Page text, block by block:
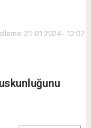
21.01.2024 - 12:07